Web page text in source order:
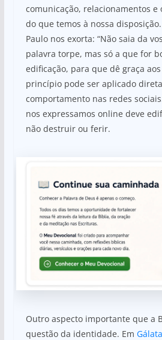
comunicação, relacionamentos e
do que temos à nossa
Paulo nos exorta: “Não saia da
palavra torpe, mas só a que for
edificação, para que dê graça
princípio pode ser aplicado
comportamento nas redes
nos expressamos online deve
não destruir ou ferir.
Outro aspecto importante que a
questão da identidade. Em